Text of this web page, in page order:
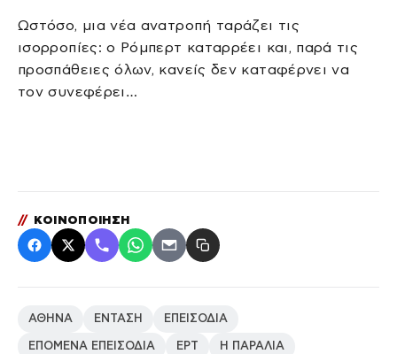
Ωστόσο, μια νέα ανατροπή ταράζει τις
ισορροπίες: ο Ρόμπερτ καταρρέει και, παρά τις
προσπάθειες όλων, κανείς δεν καταφέρνει να
τον συνεφέρει…
// ΚΟΙΝΟΠΟΙΗΣΗ
ΑΘΗΝΑ ΕΝΤΑΣΗ ΕΠΕΙΣΟΔΙΑ
ΕΠΟΜΕΝΑ ΕΠΕΙΣΟΔΙΑ ΕΡΤ Η ΠΑΡΑΛΙΑ